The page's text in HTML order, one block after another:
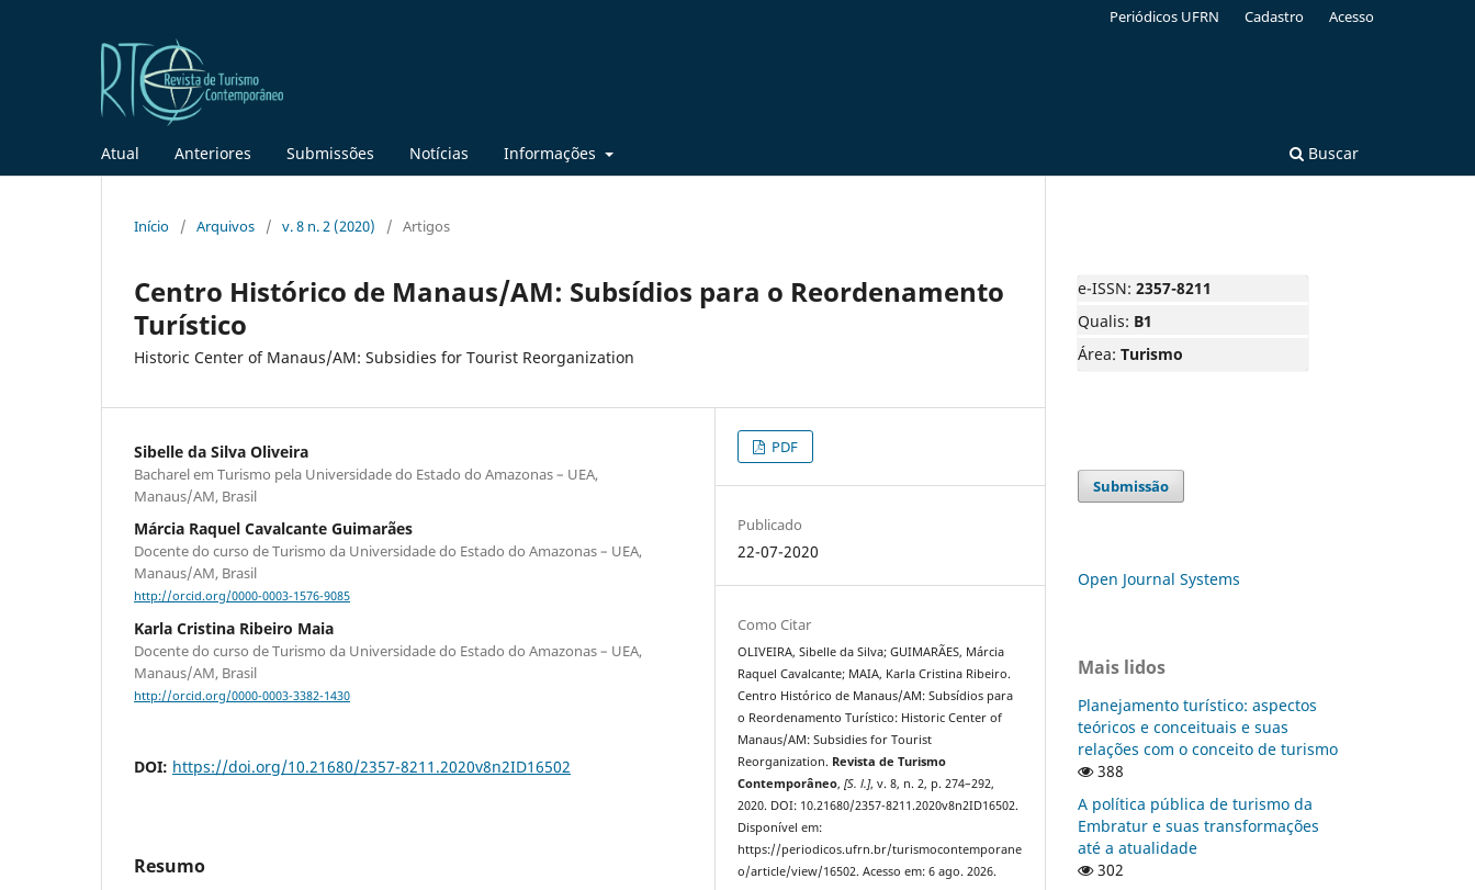
Atual Anteriores Submissões Notícias Informações Buscar
Periódicos UFRN Cadastro Acesso
Início / Arquivos / v. 8 n. 2 (2020) / Artigos
Centro Histórico de Manaus/AM: Subsídios para o Reordenamento
Turístico
Historic Center of Manaus/AM: Subsidies for Tourist Reorganization
Sibelle da Silva Oliveira
Bacharel em Turismo pela Universidade do Estado do Amazonas – UEA,
Manaus/AM, Brasil
Márcia Raquel Cavalcante Guimarães
Docente do curso de Turismo da Universidade do Estado do Amazonas – UEA,
Manaus/AM, Brasil
http://orcid.org/0000-0003-1576-9085
Karla Cristina Ribeiro Maia
Docente do curso de Turismo da Universidade do Estado do Amazonas – UEA,
Manaus/AM, Brasil
http://orcid.org/0000-0003-3382-1430
DOI: https://doi.org/10.21680/2357-8211.2020v8n2ID16502
Resumo
PDF
Publicado
22-07-2020
Como Citar
OLIVEIRA, Sibelle da Silva; GUIMARÃES, Márcia
Raquel Cavalcante; MAIA, Karla Cristina Ribeiro.
Centro Histórico de Manaus/AM: Subsídios para
o Reordenamento Turístico: Historic Center of
Manaus/AM: Subsidies for Tourist
Reorganization. Revista de Turismo
Contemporâneo,[S. l.], v. 8, n. 2, p. 274–292,
2020. DOI: 10.21680/2357-8211.2020v8n2ID16502.
Disponível em:
https://periodicos.ufrn.br/turismocontemporane
o/article/view/16502. Acesso em: 6 ago. 2026.
e-ISSN: 2357-8211
Qualis: B1
Área: Turismo
Submissão
Open Journal Systems
Mais lidos
Planejamento turístico: aspectos
teóricos e conceituais e suas
relações com o conceito de turismo
388
A política pública de turismo da
Embratur e suas transformações
até a atualidade
302